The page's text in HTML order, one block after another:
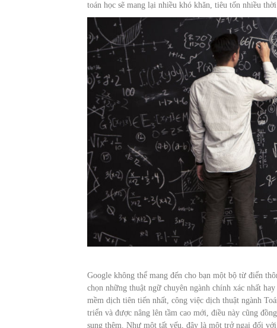
toán học sẽ mang lại nhiều khó khăn, tiêu tốn nhiều
Google không thể mang đến cho bạn một bộ từ điển
chọn những thuật ngữ chuyên ngành chính xác nhất
mềm dịch tiên tiến nhất, công việc dịch thuật ngành
triển và được nâng lên tầm cao mới, điều này cũng
sung thêm. Như một tất yếu, đây là một trở ngại đối